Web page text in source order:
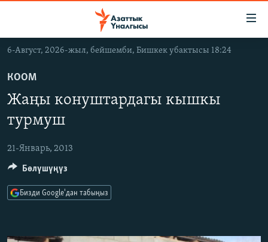
Навигацияга
өтүңүз
салыңызКЫРГЫЗСТАН
САЯСАТ
ЭКОНОМИКА
МАДАНИЯТ
ДҮЙНӨ
ДҮЙНӨ
БОРБОР АЗИЯ
УКРАИНА
АТАЙЫН ИЛИКТӨӨ
ТВ ПРОГРАММАЛАР
БҮГҮН АЗАТТЫКТА
БИЗ ЖАНА ДҮЙНӨ
ПОДКАСТ
6-Август, 2026-жыл, бейшемби, Бишкек убактысы 18:24
КООМ
Жаңы конуштардагы кышкы
турмуш
21-Январь, 2013
Бөлүшүңүз
Бизди Google'дан табыңыз